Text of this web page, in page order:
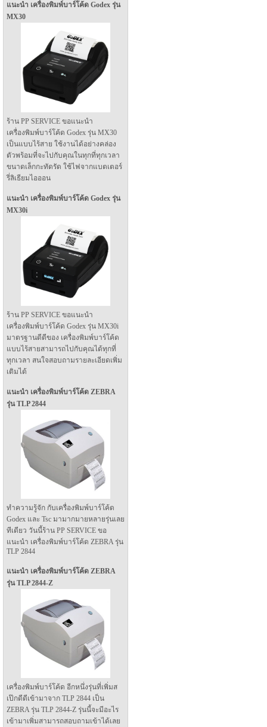
แนะนำ เครื่องพิมพ์บาร์โค้ด Godex รุ่น
MX30
ร้าน PP SERVICE ขอแนะนำ
เครื่องพิมพ์บาร์โค้ด Godex รุ่น MX30
เป็นแบบไร้สาย ใช้งานได้อย่างคล่อง
ตัวพร้อมที่จะไปกับคุณในทุกที่ทุกเวลา
ขนาดเล็กกะทัดรัด ใช้ไฟจากแบตเตอร์
รี่ลิเธียมไอออน
แนะนำ เครื่องพิมพ์บาร์โค้ด Godex รุ่น
MX30i
ร้าน PP SERVICE ขอแนะนำ
เครื่องพิมพ์บาร์โค้ด Godex รุ่น MX30i
มาตรฐานดีดีของ เครื่องพิมพ์บาร์โค้ด
แบบไร้สายสามารถไปกับคุณได้ทุกที่
ทุกเวลา สนใจสอบถามรายละเอียดเพิ่ม
เติมได้
แนะนำ เครื่องพิมพ์บาร์โค้ด ZEBRA
รุ่น TLP 2844
ทำความรู้จัก กับเครื่องพิมพ์บาร์โค้ด
Godex และ Tsc มามากมายหลายรุ่นเลย
ทีเดียว วันนี้ร้าน PP SERVICE ขอ
แนะนำ เครื่องพิมพ์บาร์โค้ด ZEBRA รุ่น
TLP 2844
แนะนำ เครื่องพิมพ์บาร์โค้ด ZEBRA
รุ่น TLP 2844-Z
เครื่องพิมพ์บาร์โค้ด อีกหนึ่งรุ่นที่เพิ่มส
เป๊กดีดีเข้ามาจาก TLP 2844 เป็น
ZEBRA รุ่น TLP 2844-Z รุ่นนี้จะมีอะไร
เข้ามาเพิ่มสามารถสอบถามเข้าได้เลย